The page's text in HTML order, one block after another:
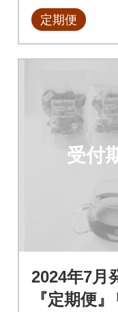
定期便
受付
2024年7月
『定期便